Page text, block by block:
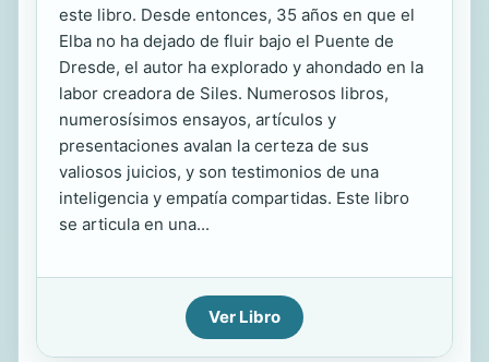
este libro. Desde entonces, 35 años en que el
Elba no ha dejado de fluir bajo el Puente de
Dresde, el autor ha explorado y ahondado en la
labor creadora de Siles. Numerosos libros,
numerosísimos ensayos, artículos y
presentaciones avalan la certeza de sus
valiosos juicios, y son testimonios de una
inteligencia y empatía compartidas. Este libro
se articula en una...
Ver Libro